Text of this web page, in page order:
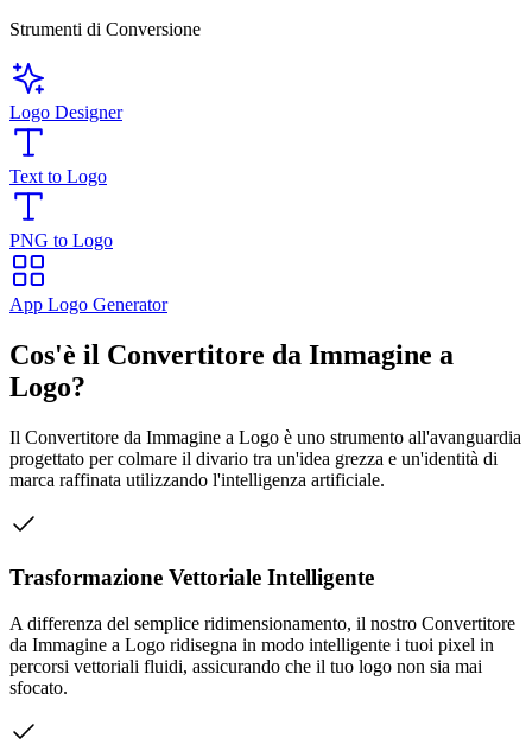
Strumenti di Conversione
Logo Designer
Text to Logo
PNG to Logo
App Logo Generator
Cos'è il Convertitore da Immagine a
Logo?
Il Convertitore da Immagine a Logo è uno strumento all'avanguardia
progettato per colmare il divario tra un'idea grezza e un'identità di
marca raffinata utilizzando l'intelligenza artificiale.
Trasformazione Vettoriale Intelligente
A differenza del semplice ridimensionamento, il nostro Convertitore
da Immagine a Logo ridisegna in modo intelligente i tuoi pixel in
percorsi vettoriali fluidi, assicurando che il tuo logo non sia mai
sfocato.